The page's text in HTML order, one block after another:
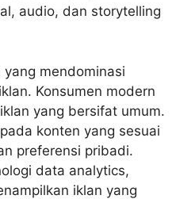
audio, dan storytelling
mendominasi
Konsumen modern
yang bersifat umum.
konten yang sesuai
preferensi pribadi.
data analytics,
iklan yang